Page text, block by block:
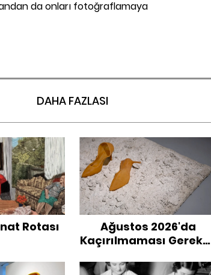
da onları fotoğraflamaya
DAHA FAZLASI
Rotası
Ağustos 2026'da
Kaçırılmaması Gereken